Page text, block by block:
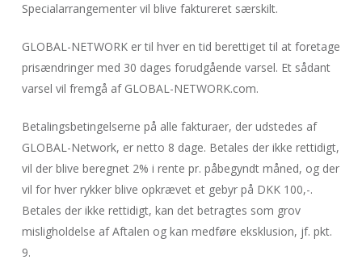
Specialarrangementer vil blive faktureret særskilt.
GLOBAL-NETWORK er til hver en tid berettiget til at foretage
prisændringer med 30 dages forudgående varsel. Et sådant
varsel vil fremgå af GLOBAL-NETWORK.com.
Betalingsbetingelserne på alle fakturaer, der udstedes af
GLOBAL-Network, er netto 8 dage. Betales der ikke rettidigt,
vil der blive beregnet 2% i rente pr. påbegyndt måned, og der
vil for hver rykker blive opkrævet et gebyr på DKK 100,-.
Betales der ikke rettidigt, kan det betragtes som grov
misligholdelse af Aftalen og kan medføre eksklusion, jf. pkt.
9.